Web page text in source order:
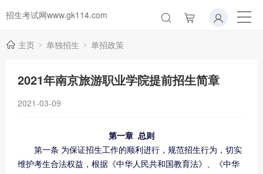
招生考试网www.gk114.com
主页 单独招生 单招政策
2021年南京旅游职业学院提前招生简章
2021-03-09
第一章 总则
第一条 为保证招生工作的顺利进行，规范招生行为，切实
维护考生合法权益，根据《中华人民共和国教育法》、《中华